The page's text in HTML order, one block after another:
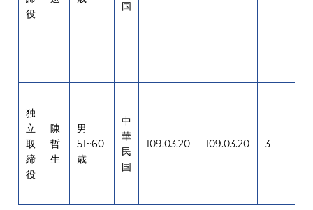
役
国
独
立
取
締
役
陳
哲
生
男
51~60
歳
中
華
民
国
109.03.20 109.03.20 3 -